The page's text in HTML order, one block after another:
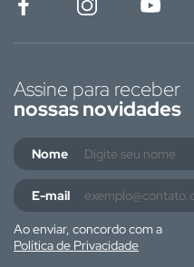
Assine para receber
nossas novidades
Nome
E-mail
Ao enviar, concordo com a
Política de Privacidade